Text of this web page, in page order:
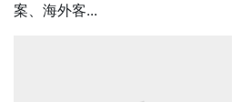
案、海外客...